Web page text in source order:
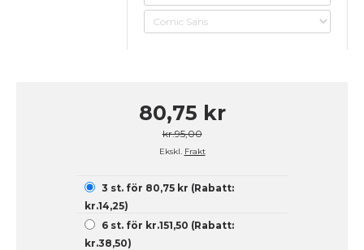
80,75 kr
kr.95,00
Ekskl. Frakt
3 st. för 80,75 kr (Rabatt:
kr.14,25)
6 st. för kr.151,50 (Rabatt:
kr.38,50)